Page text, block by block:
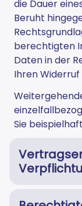
die Dauer
Beruht
berechtigten
Daten in der
Ihren
Sie